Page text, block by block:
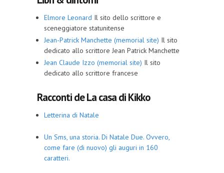
Elmore Leonard Il sito dello scrittore e
sceneggiatore statunitense
Jean-Patrick Manchette (memorial site) Il sito
dedicato allo scrittore Jean Patrick Manchette
Jean Claude Izzo (memorial site) Il sito
dedicato allo scrittore francese
Racconti de La casa di Kikko
Letterina di Natale
Un Sms, una storia. Di Natale Due. Ovvero,
come fare (di nuovo) gli auguri in 160
caratteri.